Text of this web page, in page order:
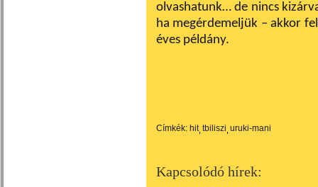
olvashatunk… de nincs
ha megérdemeljük – akkor
éves példány.
Címkék: hit tbiliszi uruki-mani
Kapcsolódó hírek: